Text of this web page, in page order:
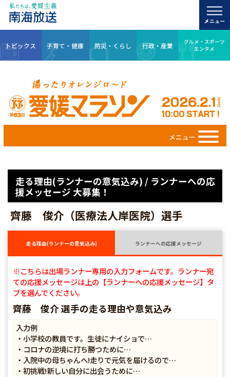
トピックス 子育て・健康 防災・くらし 行政・産業
グルメ・スポーツ
エンタメ
メニュー
走る理由(ランナーの意気込み) / ランナーへの応
援メッセージ 大募集！
齊藤 俊介（医療法人岸医院）選手
走る理由(ランナーの意気込み) ランナーへの応援メッセージ
※こちらは出場ランナー専用の入力フォームです。ランナー宛
ての応援メッセージは上の【ランナーへの応援メッセージ】タ
ブを選んでください。
齊藤 俊介 選手の走る理由や意気込み
入力例
・小学校の教員です。生徒にナイショで…
・コロナの逆境に打ち勝つために…
・入院中の母ちゃんへ!走りで元気を届けるので…
・初挑戦!新しい自分に出会うために…